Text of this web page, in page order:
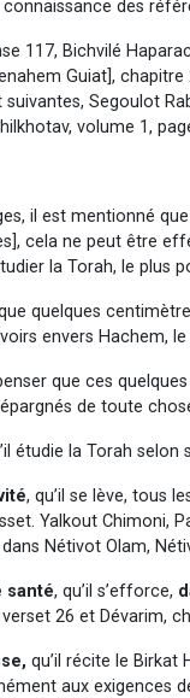
des
117, Bichvilé
Guiat],
Segoulot
volume 1,
il est mentionné
cela ne peut être
la Torah, le plus
que quelques
envers Hachem,
que ces
de toute
étudie la Torah
, qu’il se lève, tous
Yalkout Chimoni,
Nétivot Olam,
santé, qu’il s’efforce,
26 et Dévarim,
qu’il récite le Birkat
aux exigences